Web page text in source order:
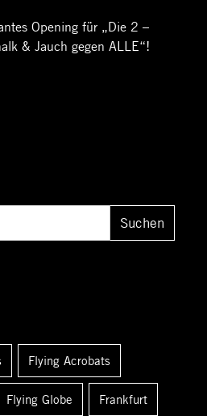
Opening für „Die 2 –
& Jauch gegen ALLE“!
Suchen
Flying Acrobats
Flying Globe Frankfurt